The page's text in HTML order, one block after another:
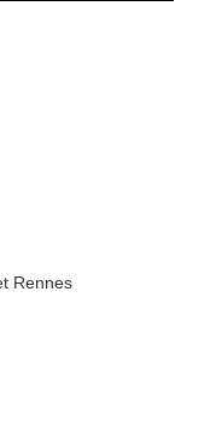
Rennes